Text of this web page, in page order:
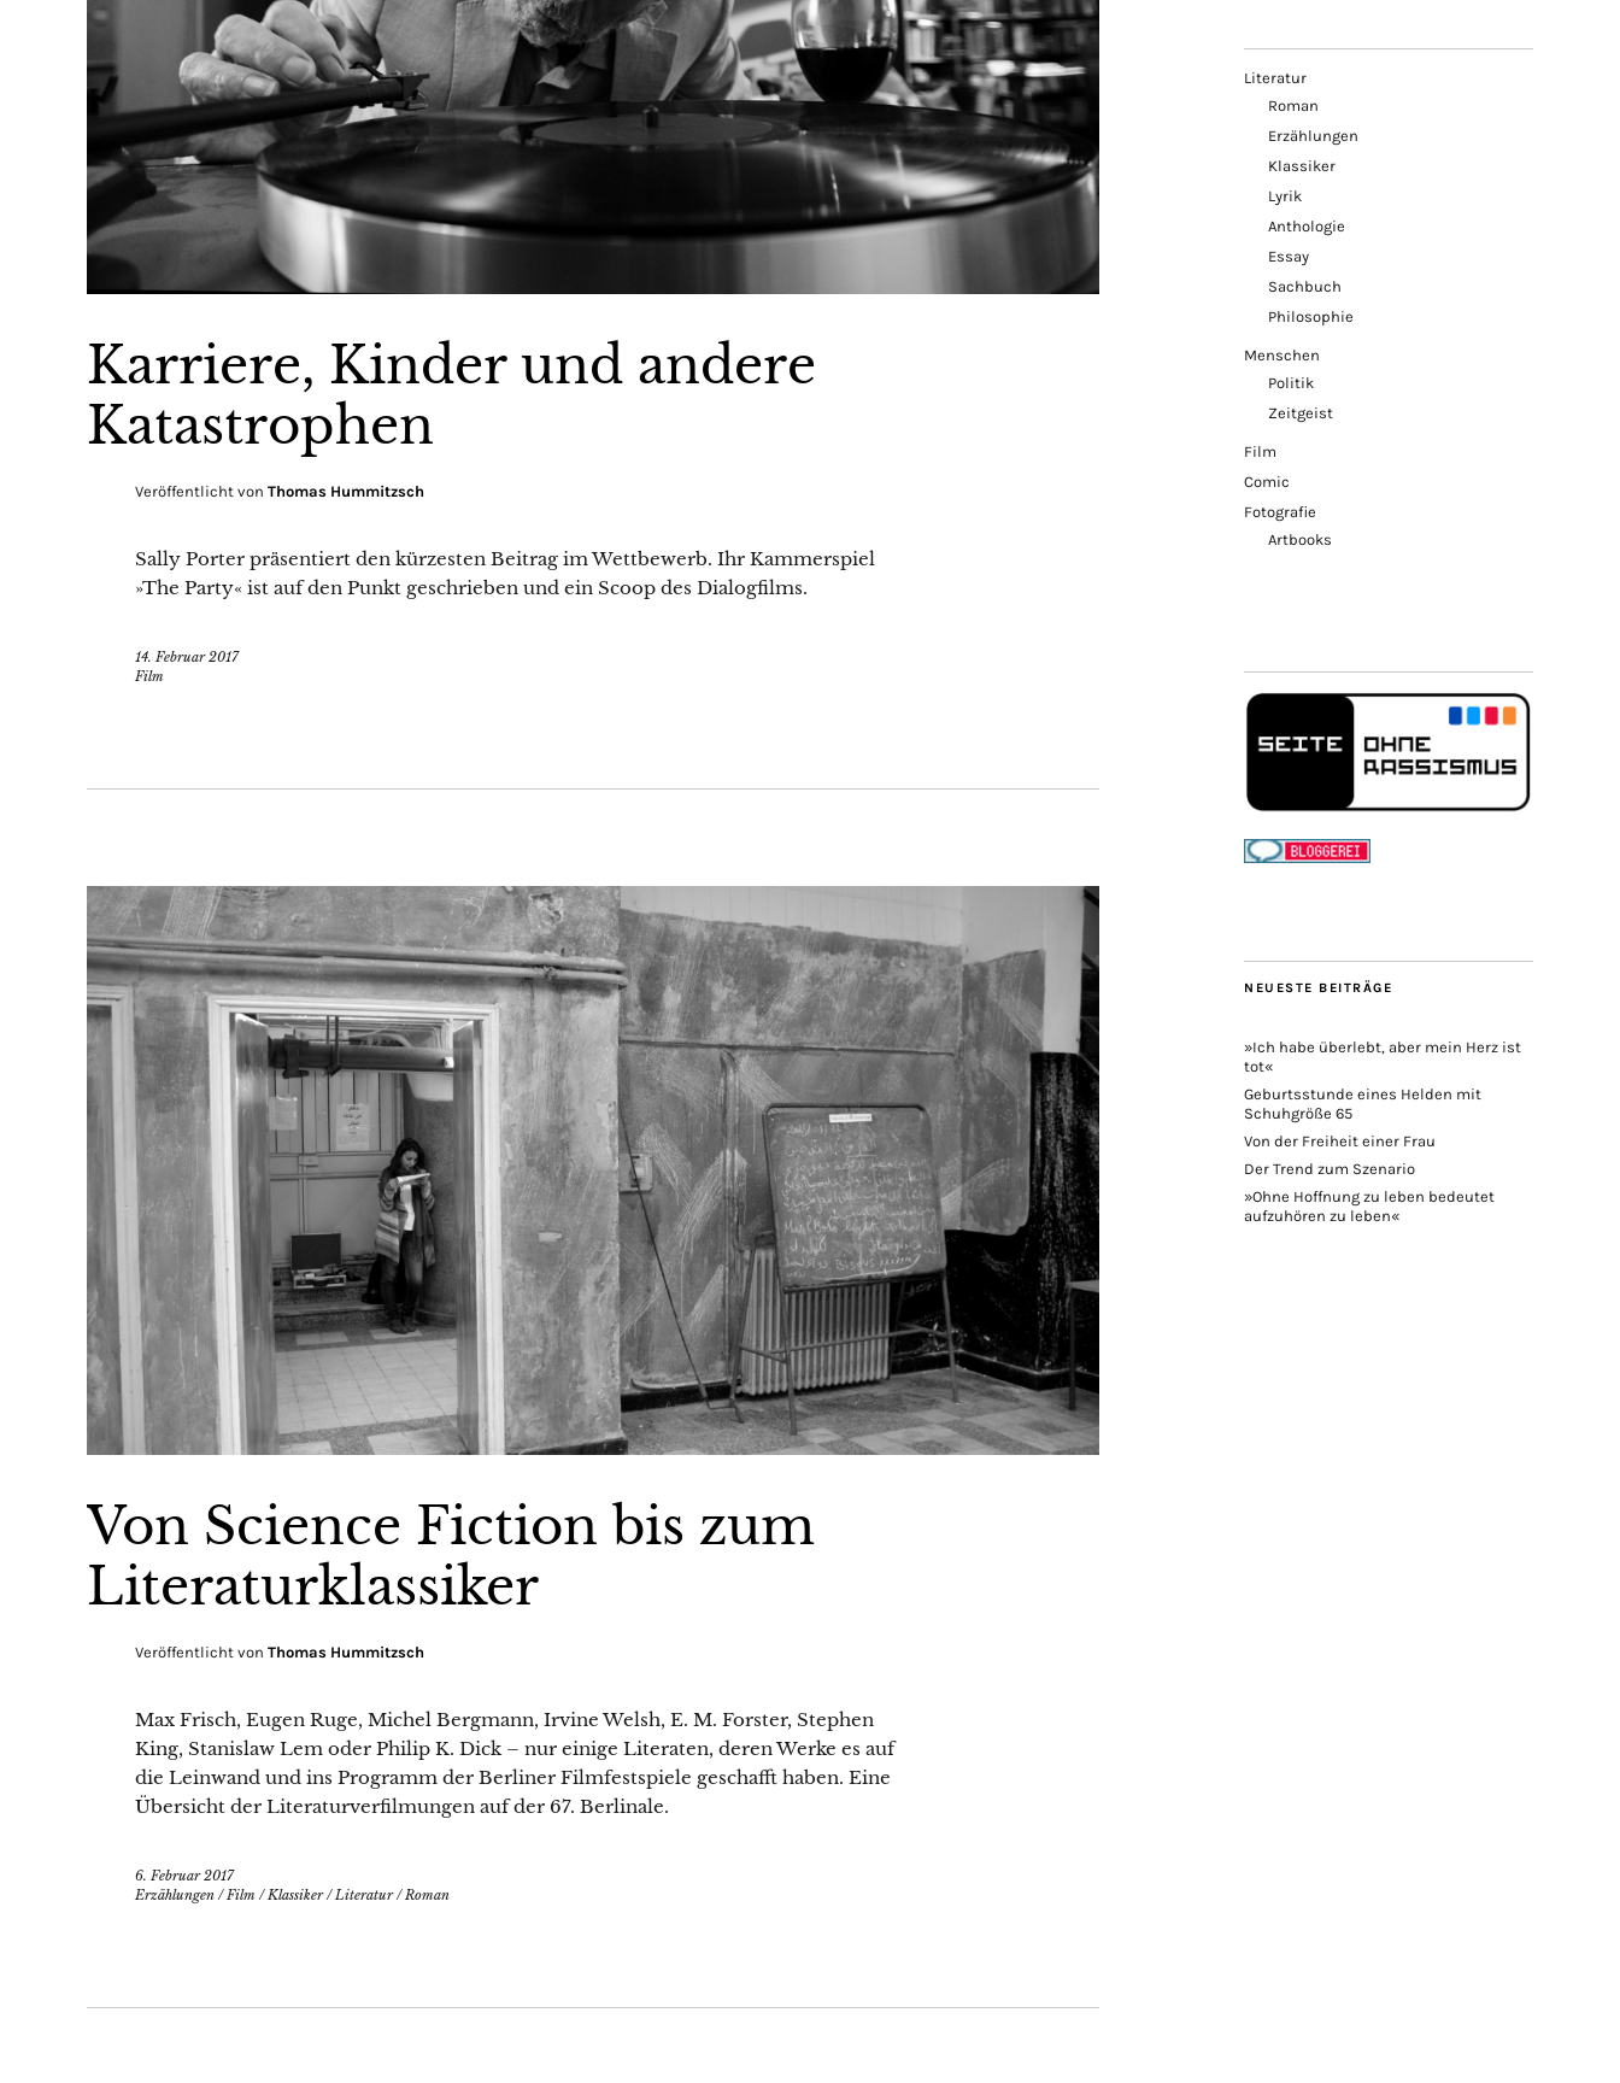
Karriere, Kinder und andere
Katastrophen
Veröffentlicht von Thomas Hummitzsch
Sally Porter präsentiert den kürzesten Beitrag im Wettbewerb. Ihr Kammerspiel
»The Party« ist auf den Punkt geschrieben und ein Scoop des Dialogfilms.
14. Februar 2017
Film
Von Science Fiction bis zum
Literaturklassiker
Veröffentlicht von Thomas Hummitzsch
Max Frisch, Eugen Ruge, Michel Bergmann, Irvine Welsh, E. M. Forster, Stephen
King, Stanislaw Lem oder Philip K. Dick – nur einige Literaten, deren Werke es auf
die Leinwand und ins Programm der Berliner Filmfestspiele geschafft haben. Eine
Übersicht der Literaturverfilmungen auf der 67. Berlinale.
6. Februar 2017
Erzählungen /Film /Klassiker/Literatur/Roman
Literatur
Roman
Erzählungen
Klassiker
Lyrik
Anthologie
Essay
Sachbuch
Philosophie
Menschen
Politik
Zeitgeist
Film
Comic
Fotografie
Artbooks
NEUESTE BEITRÄGE
»Ich habe überlebt, aber mein Herz ist
tot«
Geburtsstunde eines Helden mit
Schuhgröße 65
Von der Freiheit einer Frau
Der Trend zum Szenario
»Ohne Hoffnung zu leben bedeutet
aufzuhören zu leben«